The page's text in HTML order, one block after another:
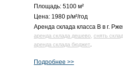
Площадь: 5100 м²
Цена: 1980 р/м²/год
Аренда склада класса В в г.
аренда склада дешево, снять
аренда склада бюджет.
Подробнее >>